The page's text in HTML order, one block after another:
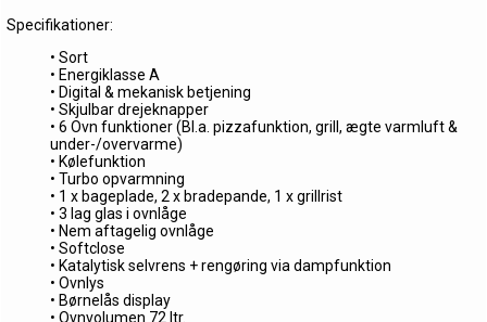
Specifikationer:
• Sort
• Energiklasse A
• Digital & mekanisk betjening
• Skjulbar drejeknapper
• 6 Ovn funktioner (Bl.a. pizzafunktion, grill, ægte varmluft &
under-/overvarme)
• Kølefunktion
• Turbo opvarmning
• 1 x bageplade, 2 x bradepande, 1 x grillrist
• 3 lag glas i ovnlåge
• Nem aftagelig ovnlåge
• Softclose
• Katalytisk selvrens + rengøring via dampfunktion
• Ovnlys
• Børnelås display
• Ovnvolumen 72 ltr.